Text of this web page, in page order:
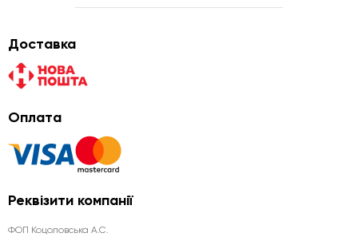
Доставка
Оплата
Реквізити компанії
ФОП Коцоловська А.С.